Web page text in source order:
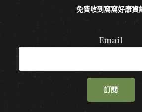
免費收到窩窩好康資
Email
訂閱